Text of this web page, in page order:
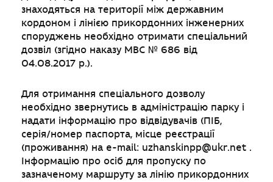
знаходяться на території між державним
кордоном і лінією прикордонних інженерних
споруджень необхідно отримати спеціальний
дозвіл (згідно наказу МВС № 686 від
04.08.2017 р.).
Для отримання спеціального дозволу
необхідно звернутись в адміністрацію парку і
надати інформацію про відвідувачів (ПІБ,
серія/номер паспорта, місце реєстрації
(проживання) на e-mail: uzhanskinpp@ukr.net .
Інформацію про осіб для пропуску по
зазначеному маршруту за лінію прикордонних